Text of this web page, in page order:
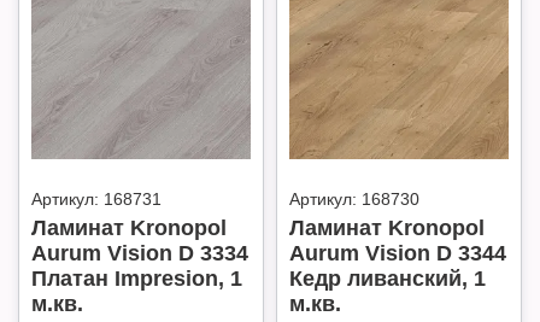
Артикул: 168731
Ламинат Kronopol
Aurum Vision D 3334
Платан Impresion, 1
м.кв.
Артикул: 168730
Ламинат Kronopol
Aurum Vision D 3344
Кедр ливанский, 1
м.кв.